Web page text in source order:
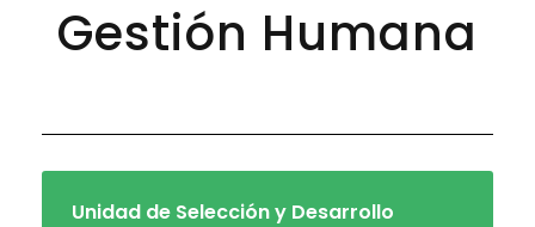
Gestión Humana
Unidad de Selección y Desarrollo